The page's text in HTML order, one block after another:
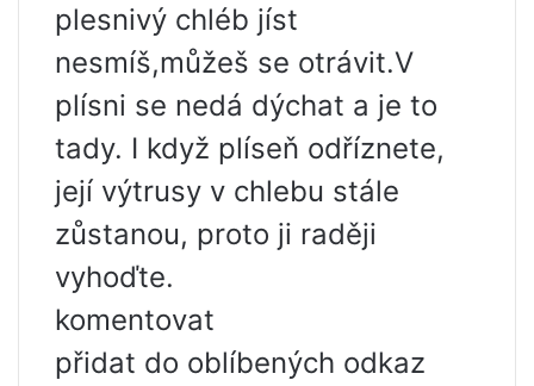
plesnivý chléb jíst
nesmíš,můžeš se otrávit.V
plísni se nedá dýchat a je to
tady. I když plíseň odříznete,
její výtrusy v chlebu stále
zůstanou, proto ji raději
vyhoďte.
komentovat
přidat do oblíbených odkaz